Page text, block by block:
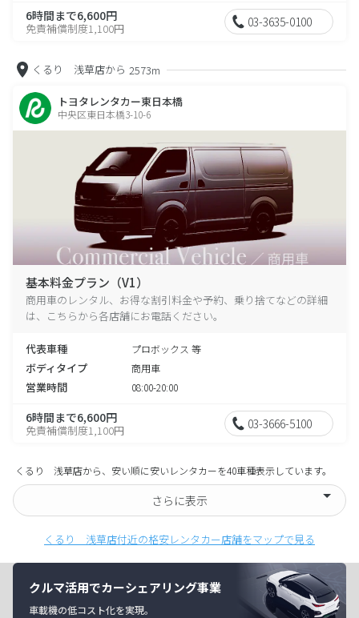
6時間まで6,600円
免責補償制度1,100円 03-3635-0100
くるり 浅草店から 2573m
トヨタレンタカー東日本橋
中央区東日本橋3-10-6
基本料金プラン（V1）
商用車のレンタル、お得な割引料金や予約、乗り捨てなどの詳細
は、こちらから各店舗にお電話ください。
代表車種 プロボックス 等
ボディタイプ 商用車
営業時間 08:00-20:00
6時間まで6,600円
免責補償制度1,100円 03-3666-5100
くるり 浅草店から、安い順に安いレンタカーを40車種表示しています。
さらに表示
くるり 浅草店付近の格安レンタカー店舗をマップで見る
クルマ活用でカーシェアリング事業
車載機の低コスト化を実現。